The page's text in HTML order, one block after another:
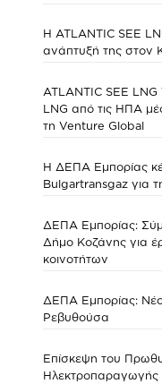
Η ATLANTIC SEE
ανάπτυξή της στον
ATLANTIC SEE LNG
LNG από τις ΗΠΑ
τη Venture Global
Η ΔΕΠΑ Εμπορίας
Bulgartransgaz για
ΔΕΠΑ Εμπορίας:
Δήμο Κοζάνης για
κοινοτήτων
ΔΕΠΑ Εμπορίας:
Ρεβυθούσα
Επίσκεψη του
Ηλεκτροπαραγωγής